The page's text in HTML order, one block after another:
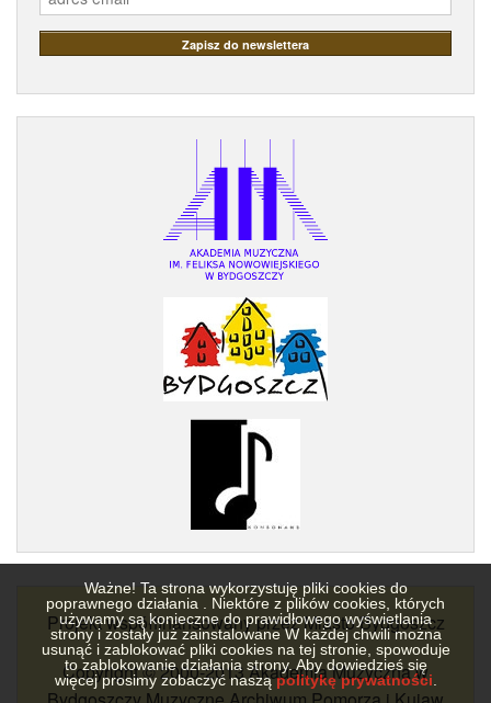
Projekt współfinansowany przez Miasto Bydgoszcz
Copyright © 2000-2013 Akademia Muzyczna w
Ważne! Ta strona wykorzystuję pliki cookies do
poprawnego działania . Niektóre z plików cookies, których
używamy są konieczne do prawidłowego wyświetlania
strony i zostały już zainstalowane W każdej chwili można
usunąć i zablokować pliki cookies na tej stronie, spowoduje
to zablokowanie działania strony. Aby dowiedzieś się
więcej prosimy zobaczyć nasząpolitykę prywatności